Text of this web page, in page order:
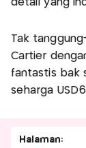
detail yang
Tak
Cartier
fantastis bak
seharga
Halaman: